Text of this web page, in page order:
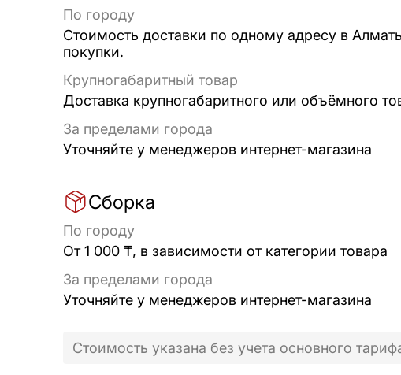
По городу
Стоимость доставки по одному адресу в
покупки.
Крупногабаритный товар
Доставка крупногабаритного или объёмного
За пределами города
Уточняйте у менеджеров интернет-магазина
Сборка
По городу
От 1 000 ₸, в зависимости от категории товара
За пределами города
Уточняйте у менеджеров интернет-магазина
Стоимость указана без учета основного